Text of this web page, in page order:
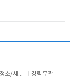
전반적인 청소/세탁업무 경력무관